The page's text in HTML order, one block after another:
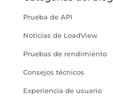
Prueba de API
Noticias de LoadView
Pruebas de rendimiento
Consejos técnicos
Experiencia de usuario